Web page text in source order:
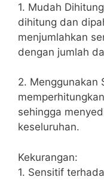
1. Mudah
dihitung dan
menjumlahkan
dengan jumlah
2. Menggunakan
sehingga
keseluruhan.
Kekurangan:
1. Sensitif